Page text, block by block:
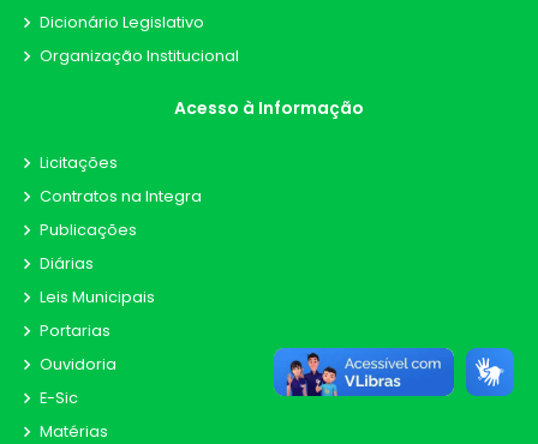
Dicionário Legislativo
Organização Institucional
Acesso à Informação
Licitações
Contratos na Integra
Publicações
Diárias
Leis Municipais
Portarias
Ouvidoria
E-Sic
Matérias